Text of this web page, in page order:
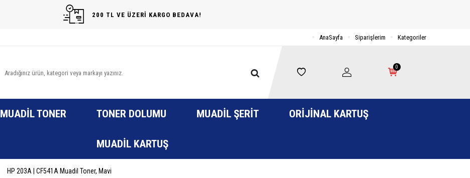
200 TL VE ÜZERİ KARGO BEDAVA!
AnaSayfa Siparişlerim Kategoriler
0
MUADIL TONER TONER DOLUMU MUADIL ŞERIT ORIJINAL KARTUŞ
MUADIL KARTUŞ
HP 203A | CF541A Muadil Toner, Mavi